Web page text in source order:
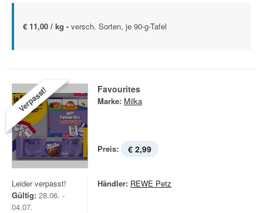
€ 11,00 / kg - versch. Sorten, je 90-g-Tafel
Verpasst! Favourites
Marke: Milka
Preis: € 2,99
Leider verpasst!
Gültig: 28.06. -
04.07.
Händler: REWE Petz